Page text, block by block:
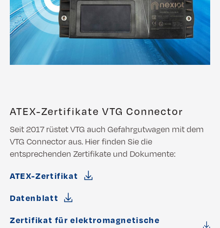
ATEX-Zertifikate VTG Connector
Seit 2017 rüstet VTG auch Gefahrgutwagen mit dem
VTG Connector aus. Hier finden Sie die
entsprechenden Zertifikate und Dokumente:
ATEX-Zertifikat
Datenblatt
Zertifikat für elektromagnetische